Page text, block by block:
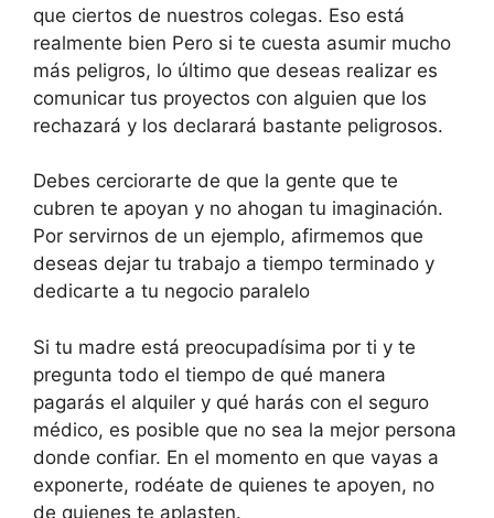
que ciertos de nuestros colegas. Eso está
realmente bien Pero si te cuesta asumir mucho
más peligros, lo último que deseas realizar es
comunicar tus proyectos con alguien que los
rechazará y los declarará bastante peligrosos.
Debes cerciorarte de que la gente que te
cubren te apoyan y no ahogan tu imaginación.
Por servirnos de un ejemplo, afirmemos que
deseas dejar tu trabajo a tiempo terminado y
dedicarte a tu negocio paralelo
Si tu madre está preocupadísima por ti y te
pregunta todo el tiempo de qué manera
pagarás el alquiler y qué harás con el seguro
médico, es posible que no sea la mejor persona
donde confiar. En el momento en que vayas a
exponerte, rodéate de quienes te apoyen, no
de quienes te aplasten.